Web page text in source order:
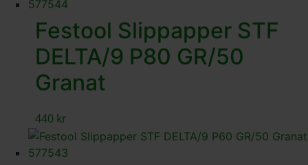
Festool Slippapper STF
DELTA/9 P80 GR/50
Granat
440 kr